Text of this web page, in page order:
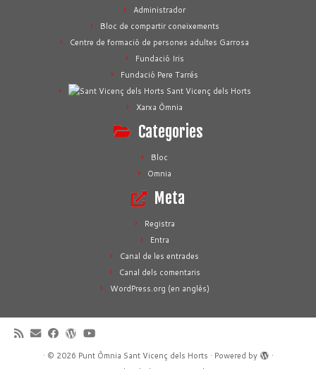
Administrador
Bloc de compartir coneixements
Centre de formació de persones adultes Garrosa
Fundació Iris
Fundació Pere Tarrés
Sant Vicenç dels Horts
Xarxa Òmnia
Categories
Bloc
Omnia
Meta
Registra
Entra
Canal de les entrades
Canal dels comentaris
WordPress.org (en anglès)
· © 2026 Punt Òmnia Sant Vicenç dels Horts · Powered by
·